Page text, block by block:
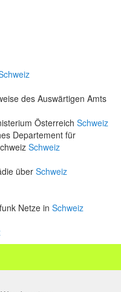
des Auswärtigen Amts
Österreich Schweiz
Departement für
Schweiz
über Schweiz
Netze in Schweiz